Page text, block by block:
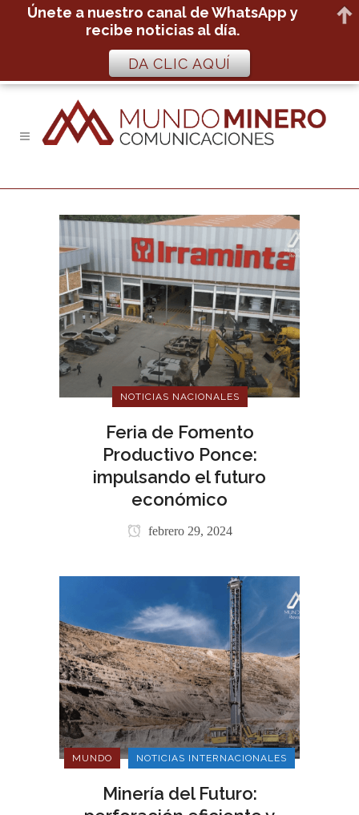
NOTICIAS NACIONALES
Feria de Fomento
Productivo Ponce:
impulsando el futuro
económico
febrero 29, 2024
MUNDO NOTICIAS INTERNACIONALES
Minería del Futuro:
Únete a nuestro canal de WhatsApp y
recibe noticias al día.
DA CLIC AQUÍ